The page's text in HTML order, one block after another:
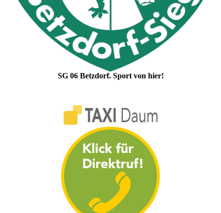
SG 06 Betzdorf. Sport von hier!